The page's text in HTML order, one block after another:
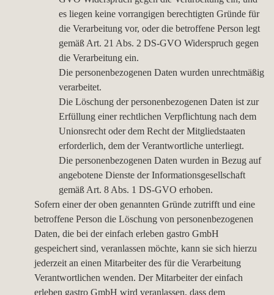
es liegen keine vorrangigen berechtigten Gründe für
die Verarbeitung vor, oder die betroffene Person legt
gemäß Art. 21 Abs. 2 DS-GVO Widerspruch gegen
die Verarbeitung ein.
Die personenbezogenen Daten wurden unrechtmäßig
verarbeitet.
Die Löschung der personenbezogenen Daten ist zur
Erfüllung einer rechtlichen Verpflichtung nach dem
Unionsrecht oder dem Recht der Mitgliedstaaten
erforderlich, dem der Verantwortliche unterliegt.
Die personenbezogenen Daten wurden in Bezug auf
angebotene Dienste der Informationsgesellschaft
gemäß Art. 8 Abs. 1 DS-GVO erhoben.
Sofern einer der oben genannten Gründe zutrifft und eine
betroffene Person die Löschung von personenbezogenen
Daten, die bei der einfach erleben gastro GmbH
gespeichert sind, veranlassen möchte, kann sie sich hierzu
jederzeit an einen Mitarbeiter des für die Verarbeitung
Verantwortlichen wenden. Der Mitarbeiter der einfach
erleben gastro GmbH wird veranlassen, dass dem